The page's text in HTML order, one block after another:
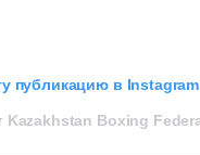
публикацию в Instagram